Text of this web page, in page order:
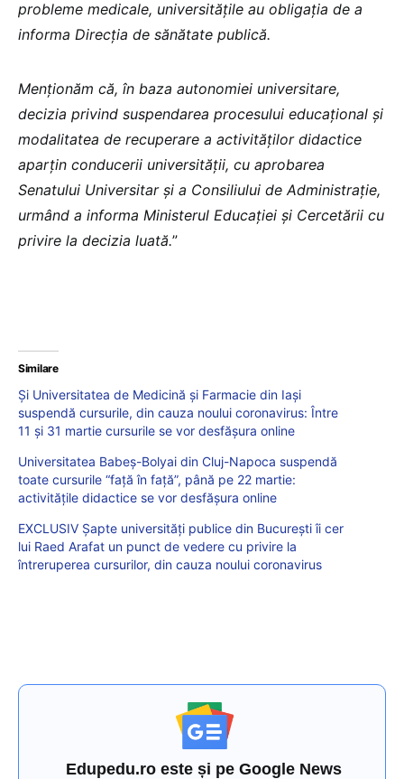
probleme medicale, universitățile au obligația de a
informa Direcția de sănătate publică.
Menționăm că, în baza autonomiei universitare,
decizia privind suspendarea procesului educațional și
modalitatea de recuperare a activităților didactice
aparțin conducerii universității, cu aprobarea
Senatului Universitar și a Consiliului de Administrație,
urmând a informa Ministerul Educației și Cercetării cu
privire la decizia luată.”
Similare
Și Universitatea de Medicină și Farmacie din Iași
suspendă cursurile, din cauza noului coronavirus: Între
11 şi 31 martie cursurile se vor desfăşura online
Universitatea Babeș-Bolyai din Cluj-Napoca suspendă
toate cursurile “față în față”, până pe 22 martie:
activitățile didactice se vor desfășura online
EXCLUSIV Șapte universități publice din București îi cer
lui Raed Arafat un punct de vedere cu privire la
întreruperea cursurilor, din cauza noului coronavirus
Edupedu.ro este și pe Google News